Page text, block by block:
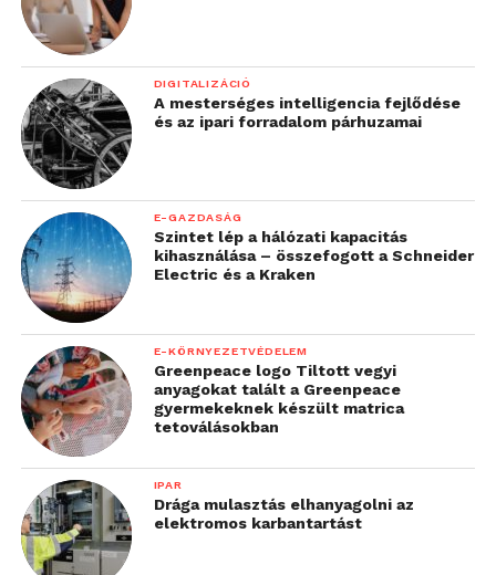
DIGITALIZÁCIÓ
A mesterséges intelligencia fejlődése
és az ipari forradalom párhuzamai
E-GAZDASÁG
Szintet lép a hálózati kapacitás
kihasználása – összefogott a Schneider
Electric és a Kraken
E-KÖRNYEZETVÉDELEM
Greenpeace logo Tiltott vegyi
anyagokat talált a Greenpeace
gyermekeknek készült matrica
tetoválásokban
IPAR
Drága mulasztás elhanyagolni az
elektromos karbantartást